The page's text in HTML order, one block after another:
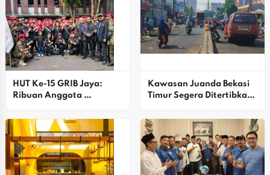
HUT Ke-15 GRIB Jaya:
Ribuan Anggota
Padati Istora Senayan
Kawasan Juanda Bekasi
Timur Segera Ditertibkan